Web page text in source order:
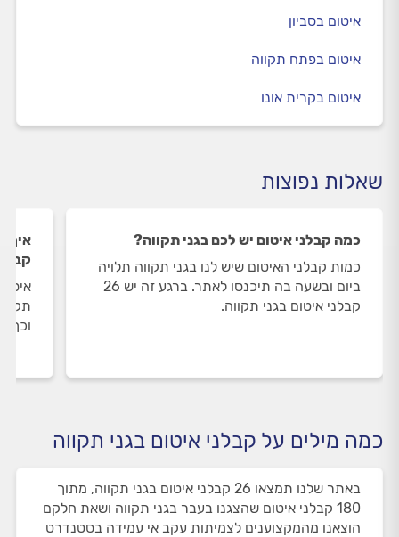
איטום בסביון
איטום בפתח תקווה
איטום בקרית אונו
שאלות נפוצות
כמה קבלני איטום יש לכם בגני תקווה?
כמות קבלני האיטום שיש לנו בגני תקווה תלויה
ביום ובשעה בה תיכנסו לאתר. ברגע זה יש 26
קבלני איטום בגני תקווה.
איך
וכך
כמה מילים על קבלני איטום בגני תקווה
באתר שלנו תמצאו 26 קבלני איטום בגני תקווה, מתוך
180 קבלני איטום שהצגנו בעבר בגני תקווה ושאת חלקם
הוצאנו מהמקצוענים לצמיתות עקב אי עמידה בסטנדרט